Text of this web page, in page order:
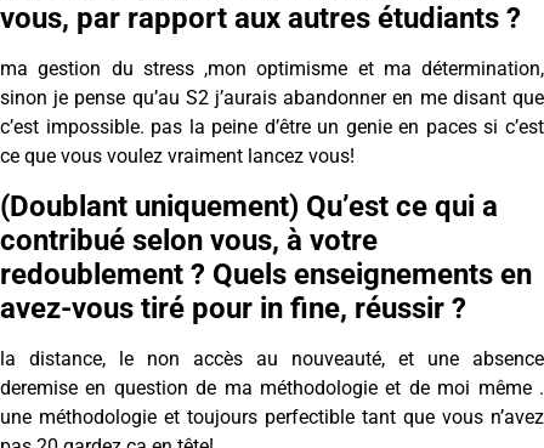
vous, par rapport aux autres étudiants ?
ma gestion du stress ,mon optimisme et ma détermination,
sinon je pense qu’au S2 j’aurais abandonner en me disant que
c’est impossible. pas la peine d’être un genie en paces si c’est
ce que vous voulez vraiment lancez vous!
(Doublant uniquement) Qu’est ce qui a
contribué selon vous, à votre
redoublement ? Quels enseignements en
avez-vous tiré pour in fine, réussir ?
la distance, le non accès au nouveauté, et une absence
deremise en question de ma méthodologie et de moi même .
une méthodologie et toujours perfectible tant que vous n’avez